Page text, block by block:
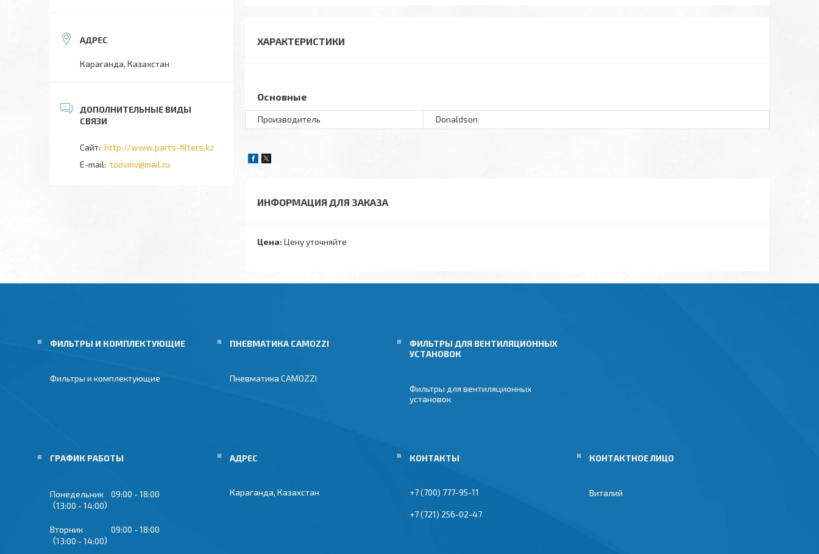
ХАРАКТЕРИСТИКИ
Основные
Производитель Donaldson
ИНФОРМАЦИЯ ДЛЯ ЗАКАЗА
Цена: Цену уточняйте
Караганда, Казахстан
http://www.parts-filters.kz
toovmv@mail.ru
ФИЛЬТРЫ И КОМПЛЕКТУЮЩИЕ
Фильтры и комплектующие
ПНЕВМАТИКА CAMOZZI
Пневматика CAMOZZI
ФИЛЬТРЫ ДЛЯ ВЕНТИЛЯЦИОННЫХ
УСТАНОВОК
Фильтры для вентиляционных
установок
ГРАФИК РАБОТЫ
Понедельник 09:00
18:00
13:00
14:00
Вторник 09:00
18:00
13:00
14:00
Караганда, Казахстан +7 (700) 777-95-11
+7 (721) 256-02-47
Виталий